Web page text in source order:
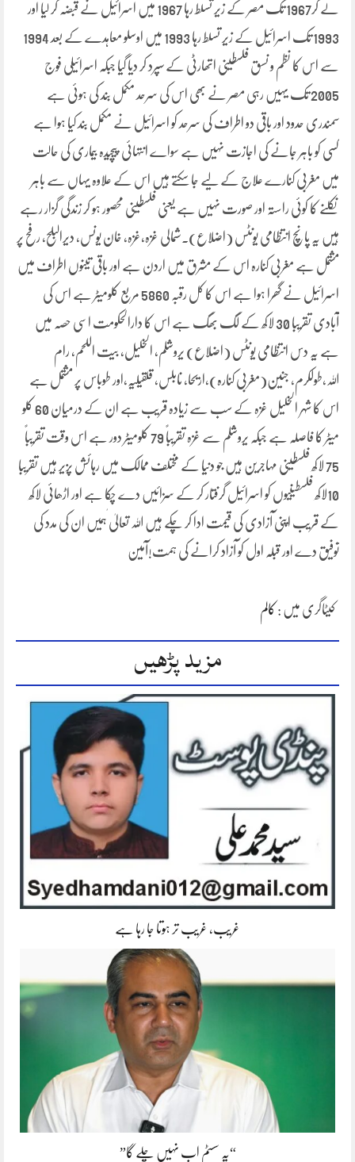
لے کر1967 تک مصر کے زیر تسلط رہا 1967 میں اسرائیل نے قبضہ کر لیا اور
1993 تک اسرائیل کے زیر تسلط رہا 1993 میں اوسلو معاہدے کے بعد 1994
سے اس کا نظم و نسق فلسطینی اتھارٹی کے سپرد کر دیا گیا جبکہ اسرائیلی فوج
2005 تک یہیں رہی مصر نے بھی اس کی سرحد مکمل بند کی ہوئی ہے
سمندری حدود اور باقی دو اطراف کی سرحد کو اسرائیل نے مکمل بند کیا ہوا ہے
کسی کو باہر جانے کی اجازت نہیں ہے سواے انتہائی پیچیدہ بیماری کی حالت
میں مغربی کنارے علاج کے لیے جا سکتے ہیں اس کے علاوہ یہاں سے باہر
نکلنے کا کوئی راستہ اور صورت نہیں ہے یعنی فلسطینی محصور ہو کر زندگی گزار رہے
ہیں یہ پانچ انتظامی یونٹس (اضلاع)۔شمالی غزہ،غزہ، خان یونس، دیرالبلح، رفح پر
مشتمل ہے مغربی کنارہ اس کے مشرق میں اردن ہے اور باقی تینوں اطراف میں
اسرائیل نے گھرا ہوا ہے اس کا کل رقبہ 5860 مربع کلومیٹر ہے اس کی
آبادی تقریبا 30 لاکھ کے لگ بھگ ہے اس کا دارالحکومت اسی حصہ میں
ہے یہ دس انتظامی یونٹس (اضلاع) یروشلم، الخلیل، بیت اللحم، رام
اللہ،طولکرم، جنین(مغربی کنارہ)،اریحا، نابلس، قلقیلیہ،اور طوباس پر مشتمل ہے
اس کا شہر الخلیل غزہ کے سب سے زیادہ قریب ہے ان کے درمیان 60 کلو
میٹر کا فاصلہ ہے جبکہ یروشلم سے غزہ تقریباً 79 کلومیٹر دور ہے اس وقت تقریباً
75 لاکھ فلسطینی مہاجرین ہیں جو دنیا کے مختلف ممالک میں رہائش پزیر ہیں تقریبا
10لاکھ فلسطینیوں کو اسرائیل گرفتار کر کے سزائیں دے چکا ہے اور اڑھائی لاکھ
کے قریب اپنی آزادی کی قیمت ادا کر چکے ہیں اللہ تعالیٰ ٰہمیں ان کی مدد کی
توفیق دے اور قبلہ اول کو آزاد کرانے کی ہمت!آمین
کیٹاگری میں : کالم
مزید پڑھیں
غریب، غریب تر ہوتا جا رہا ہے
“یہ سسٹم اب نہیں چلے گا”